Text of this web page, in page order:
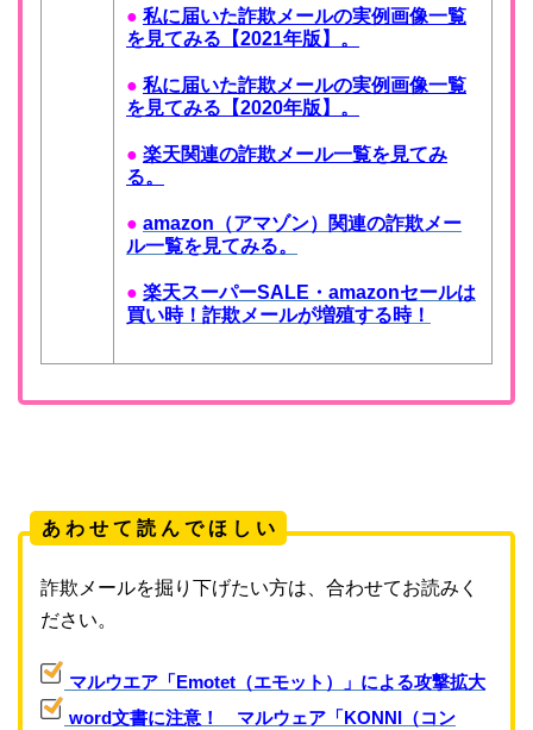
● 私に届いた詐欺メールの実例画像一覧
を見てみる【2021年版】。
● 私に届いた詐欺メールの実例画像一覧
を見てみる【2020年版】。
● 楽天関連の詐欺メール一覧を見てみ
る。
● amazon（アマゾン）関連の詐欺メー
ル一覧を見てみる。
● 楽天スーパーSALE・amazonセールは
買い時！詐欺メールが増殖する時！
あ わ せ て 読 ん で ほ し い
詐欺メールを掘り下げたい方は、合わせてお読みく
ださい。
マルウエア「Emotet（エモット）」による攻撃拡大
word文書に注意！ マルウェア「KONNI（コン